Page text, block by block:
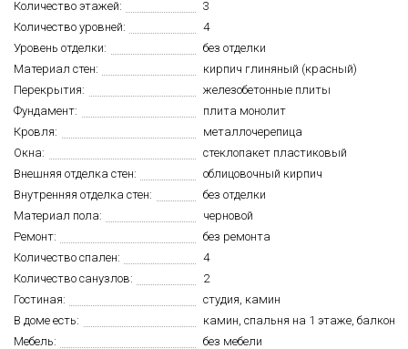
Количество этажей:
3
Количество уровней:
4
Уровень отделки:
без отделки
Материал стен:
кирпич глиняный (красный)
Перекрытия:
железобетонные плиты
Фундамент:
плита монолит
Кровля:
металлочерепица
Окна:
стеклопакет пластиковый
Внешняя отделка стен:
облицовочный кирпич
Внутренняя отделка стен:
без отделки
Материал пола:
черновой
Ремонт:
без ремонта
Количество спален:
4
Количество санузлов:
2
Гостиная:
студия, камин
В доме есть:
камин, спальня на 1 этаже, балкон
Мебель:
без мебели